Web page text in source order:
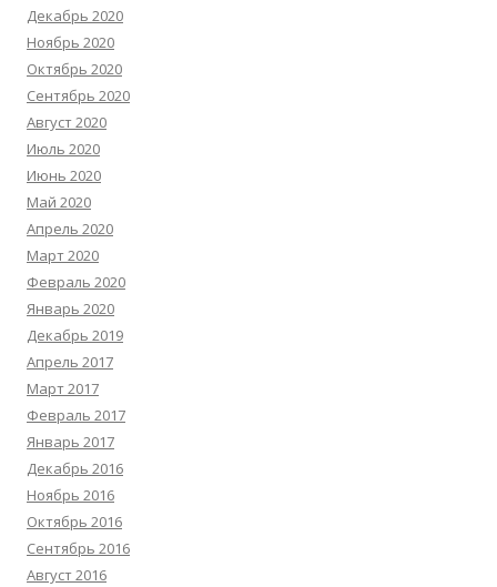
Декабрь 2020
Ноябрь 2020
Октябрь 2020
Сентябрь 2020
Август 2020
Июль 2020
Июнь 2020
Май 2020
Апрель 2020
Март 2020
Февраль 2020
Январь 2020
Декабрь 2019
Апрель 2017
Март 2017
Февраль 2017
Январь 2017
Декабрь 2016
Ноябрь 2016
Октябрь 2016
Сентябрь 2016
Август 2016